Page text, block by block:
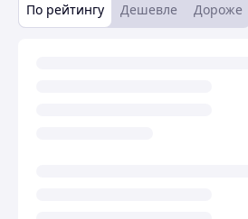
По рейтингу Дешевле Дороже